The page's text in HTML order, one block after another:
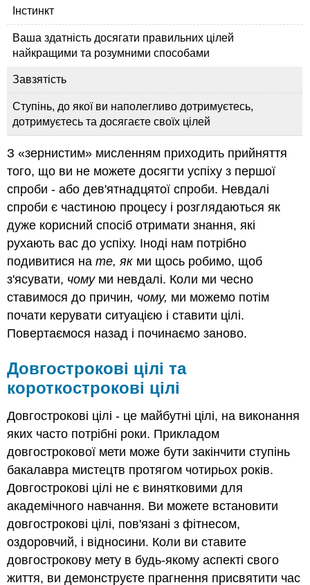
Інстинкт
Ваша здатність досягати правильних цілей
найкращими та розумними способами
Завзятість
Ступінь, до якої ви наполегливо дотримуєтесь,
дотримуєтесь та досягаєте своїх цілей
З «зернистим» мисленням приходить прийняття
того, що ви не можете досягти успіху з першої
спроби - або дев'ятнадцятої спроби. Невдалі
спроби є частиною процесу і розглядаються як
дуже корисний спосіб отримати знання, які
рухають вас до успіху. Іноді нам потрібно
подивитися нате, як ми щось робимо, щоб
з'ясувати, чомуми невдалі. Коли ми чесно
ставимося до причин, чому, ми можемо потім
почати керувати ситуацією і ставити цілі.
Повертаємося назад і починаємо заново.
Довгострокові цілі та
короткострокові цілі
Довгострокові цілі - це майбутні цілі, на виконання
яких часто потрібні роки. Прикладом
довгострокової мети може бути закінчити ступінь
бакалавра мистецтв протягом чотирьох років.
Довгострокові цілі не є винятковими для
академічного навчання. Ви можете встановити
довгострокові цілі, пов'язані з фітнесом,
оздоровчий, і відносини. Коли ви ставите
довгострокову мету в будь-якому аспекті свого
життя, ви демонструєте прагнення присвятити час